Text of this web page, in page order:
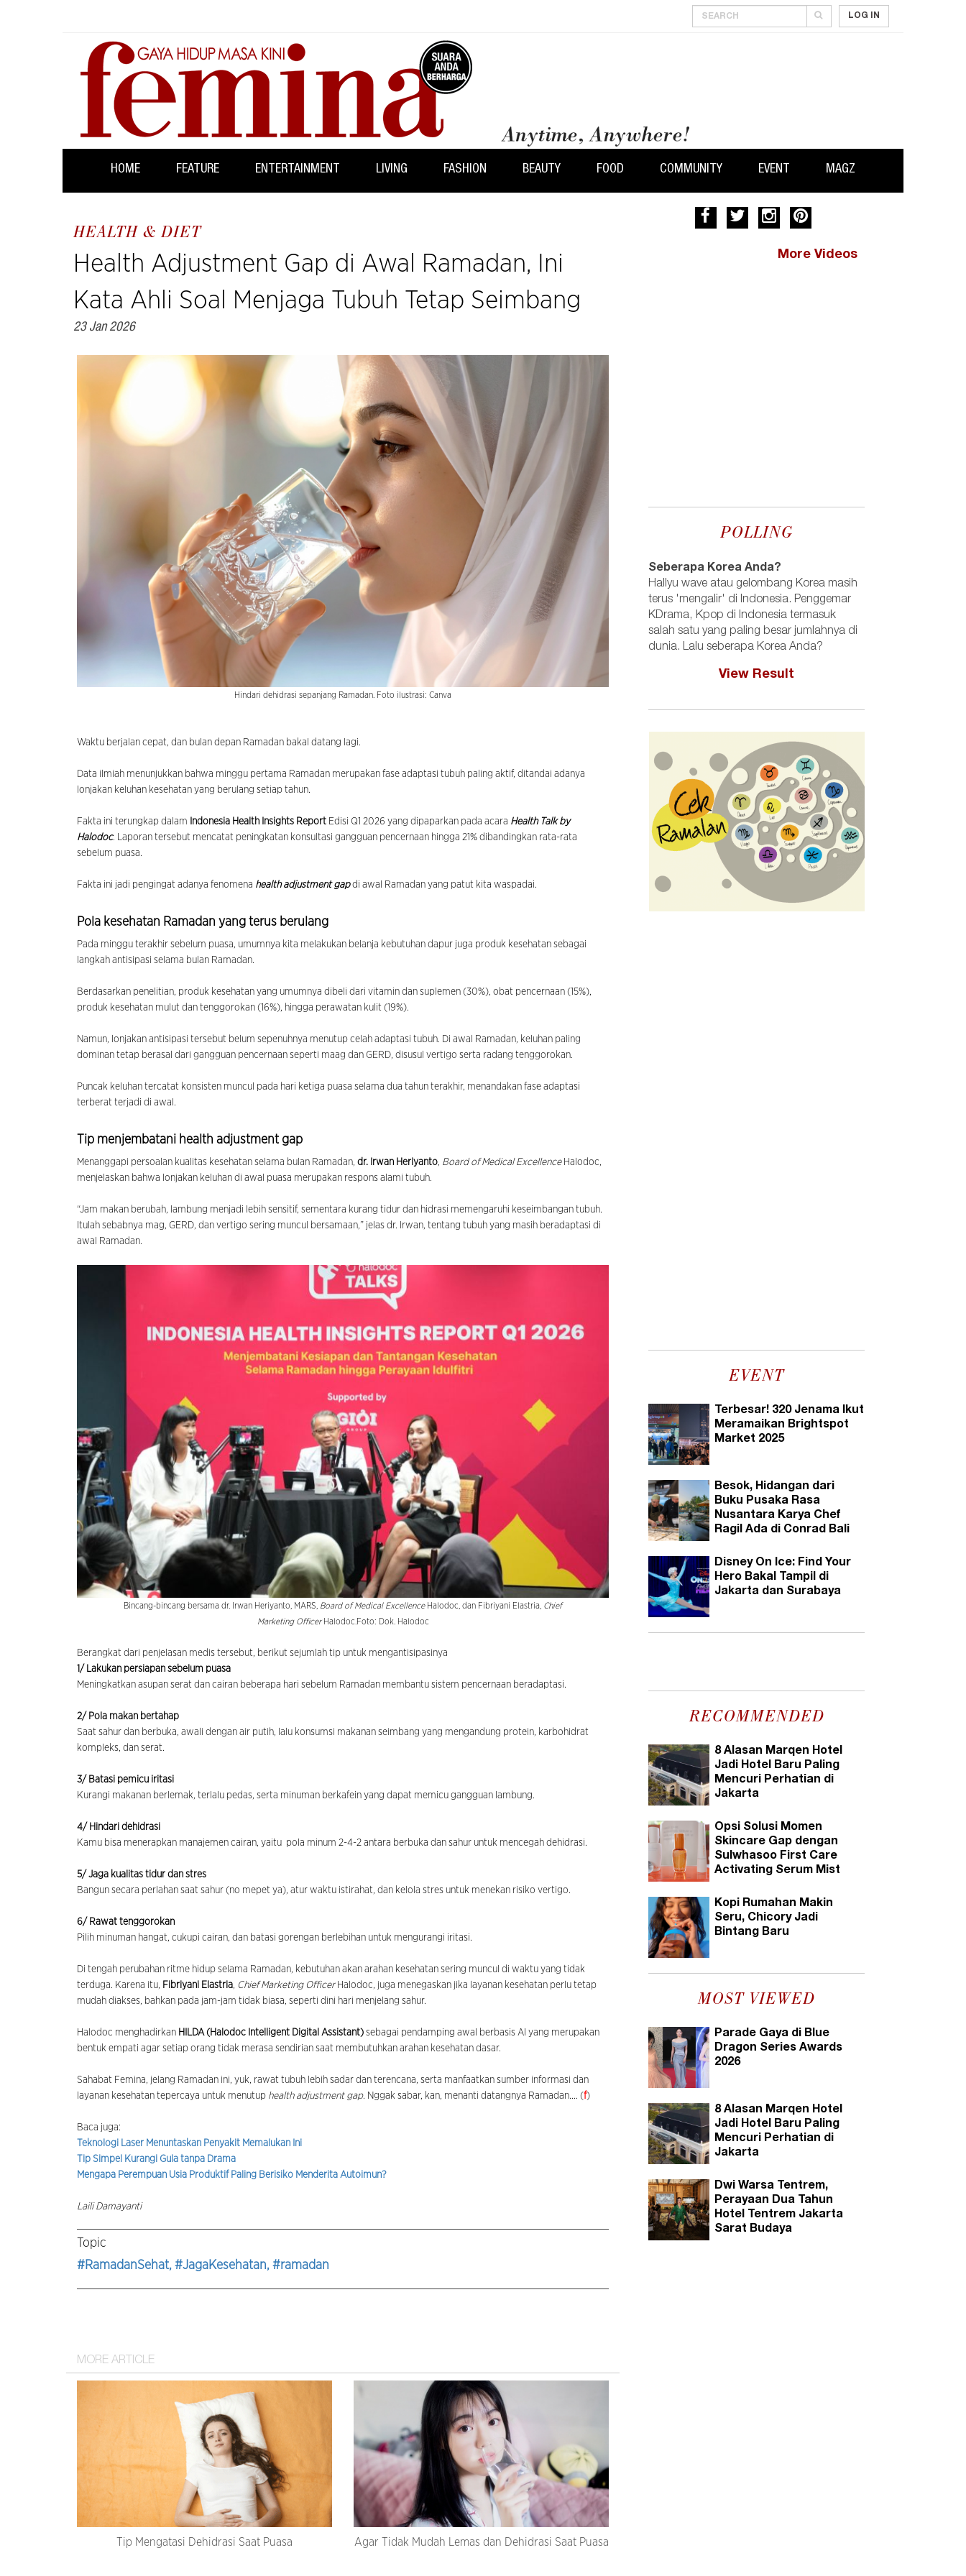
LOG IN
HOME FEATURE ENTERTAINMENT LIVING FASHION BEAUTY FOOD COMMUNITY EVENT MAGZ
HEALTH & DIET
Health Adjustment Gap di Awal Ramadan, Ini
Kata Ahli Soal Menjaga Tubuh Tetap Seimbang
23 Jan 2026
Hindari dehidrasi sepanjang Ramadan. Foto ilustrasi: Canva
Waktu berjalan cepat, dan bulan depan Ramadan bakal datang lagi.
Data ilmiah menunjukkan bahwa minggu pertama Ramadan merupakan fase adaptasi tubuh paling aktif, ditandai adanya
lonjakan keluhan kesehatan yang berulang setiap tahun.
Fakta ini terungkap dalam Indonesia Health Insights Report Edisi Q1 2026 yang dipaparkan pada acara Health Talk by
Halodoc. Laporan tersebut mencatat peningkatan konsultasi gangguan pencernaan hingga 21% dibandingkan rata-rata
sebelum puasa.
Fakta ini jadi pengingat adanya fenomena health adjustment gapdi awal Ramadan yang patut kita waspadai.
Pola kesehatan Ramadan yang terus berulang
Pada minggu terakhir sebelum puasa, umumnya kita melakukan belanja kebutuhan dapur juga produk kesehatan sebagai
langkah antisipasi selama bulan Ramadan.
Berdasarkan penelitian, produk kesehatan yang umumnya dibeli dari vitamin dan suplemen (30%), obat pencernaan (15%),
produk kesehatan mulut dan tenggorokan (16%), hingga perawatan kulit (19%).
Namun, lonjakan antisipasi tersebut belum sepenuhnya menutup celah adaptasi tubuh. Di awal Ramadan, keluhan paling
dominan tetap berasal dari gangguan pencernaan seperti maag dan GERD, disusul vertigo serta radang tenggorokan.
Puncak keluhan tercatat konsisten muncul pada hari ketiga puasa selama dua tahun terakhir, menandakan fase adaptasi
terberat terjadi di awal.
Tip menjembatani health adjustment gap
Menanggapi persoalan kualitas kesehatan selama bulan Ramadan, dr. Irwan Heriyanto, Board of Medical ExcellenceHalodoc,
menjelaskan bahwa lonjakan keluhan di awal puasa merupakan respons alami tubuh.
“Jam makan berubah, lambung menjadi lebih sensitif, sementara kurang tidur dan hidrasi memengaruhi keseimbangan tubuh.
Itulah sebabnya mag, GERD, dan vertigo sering muncul bersamaan,” jelas dr. Irwan, tentang tubuh yang masih beradaptasi di
awal Ramadan.
Bincang-bincang bersama dr. Irwan Heriyanto, MARS, Board of Medical ExcellenceHalodoc, dan Fibriyani Elastria, Chief
Marketing OfficerHalodoc.Foto: Dok. Halodoc
Berangkat dari penjelasan medis tersebut, berikut sejumlah tip untuk mengantisipasinya
1/ Lakukan persiapan sebelum puasa
Meningkatkan asupan serat dan cairan beberapa hari sebelum Ramadan membantu sistem pencernaan beradaptasi.
2/ Pola makan bertahap
Saat sahur dan berbuka, awali dengan air putih, lalu konsumsi makanan seimbang yang mengandung protein, karbohidrat
kompleks, dan serat.
3/ Batasi pemicu iritasi
Kurangi makanan berlemak, terlalu pedas, serta minuman berkafein yang dapat memicu gangguan lambung.
4/ Hindari dehidrasi
Kamu bisa menerapkan manajemen cairan, yaitu pola minum 2-4-2 antara berbuka dan sahur untuk mencegah dehidrasi.
5/ Jaga kualitas tidur dan stres
Bangun secara perlahan saat sahur (no mepet ya), atur waktu istirahat, dan kelola stres untuk menekan risiko vertigo.
6/ Rawat tenggorokan
Pilih minuman hangat, cukupi cairan, dan batasi gorengan berlebihan untuk mengurangi iritasi.
Di tengah perubahan ritme hidup selama Ramadan, kebutuhan akan arahan kesehatan sering muncul di waktu yang tidak
terduga. Karena itu, Fibriyani Elastria, Chief Marketing Officer Halodoc, juga menegaskan jika layanan kesehatan perlu tetap
mudah diakses, bahkan pada jam-jam tidak biasa, seperti dini hari menjelang sahur.
Halodoc menghadirkan HILDA (Halodoc Intelligent Digital Assistant) sebagai pendamping awal berbasis AI yang merupakan
bentuk empati agar setiap orang tidak merasa sendirian saat membutuhkan arahan kesehatan dasar.
Sahabat Femina, jelang Ramadan ini, yuk, rawat tubuh lebih sadar dan terencana, serta manfaatkan sumber informasi dan
layanan kesehatan tepercaya untuk menutup health adjustment gap. Nggak sabar, kan, menanti datangnya Ramadan.... (f)
Baca juga:
Teknologi Laser Menuntaskan Penyakit Memalukan Ini
Tip Simpel Kurangi Gula tanpa Drama
Mengapa Perempuan Usia Produktif Paling Berisiko Menderita Autoimun?
Laili Damayanti
Topic
#RamadanSehat, #JagaKesehatan, #ramadan
MORE ARTICLE
Tip Mengatasi Dehidrasi Saat Puasa Agar Tidak Mudah Lemas dan Dehidrasi Saat Puasa
More Videos
POLLING
Seberapa Korea Anda?
Hallyu wave atau gelombang Korea masih
terus 'mengalir' di Indonesia. Penggemar
KDrama, Kpop di Indonesia termasuk
salah satu yang paling besar jumlahnya di
dunia. Lalu seberapa Korea Anda?
View Result
EVENT
Terbesar! 320 Jenama Ikut
Meramaikan Brightspot
Market 2025
Besok, Hidangan dari
Buku Pusaka Rasa
Nusantara Karya Chef
Ragil Ada di Conrad Bali
Disney On Ice: Find Your
Hero Bakal Tampil di
Jakarta dan Surabaya
RECOMMENDED
8 Alasan Marqen Hotel
Jadi Hotel Baru Paling
Mencuri Perhatian di
Jakarta
Opsi Solusi Momen
Skincare Gap dengan
Sulwhasoo First Care
Activating Serum Mist
Kopi Rumahan Makin
Seru, Chicory Jadi
Bintang Baru
MOST VIEWED
Parade Gaya di Blue
Dragon Series Awards
2026
8 Alasan Marqen Hotel
Jadi Hotel Baru Paling
Mencuri Perhatian di
Jakarta
Dwi Warsa Tentrem,
Perayaan Dua Tahun
Hotel Tentrem Jakarta
Sarat Budaya